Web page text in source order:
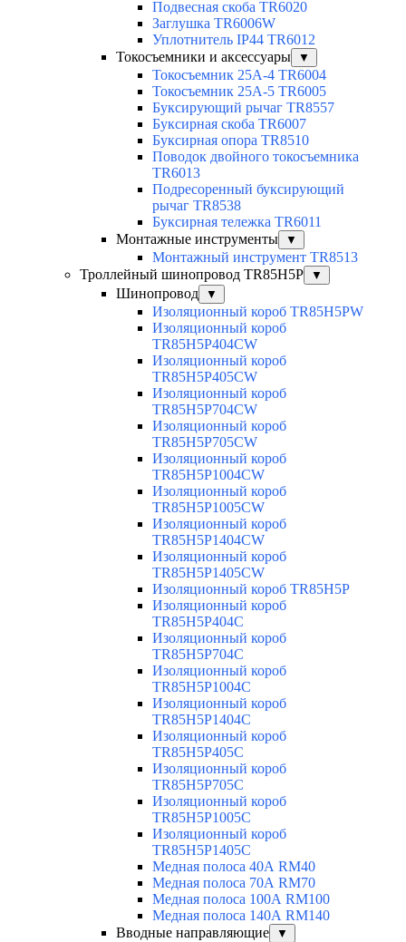
Подвесная скоба TR6020
Заглушка TR6006W
Уплотнитель IP44 TR6012
Токосъемники и аксессуары
▼
Токосъемник 25А-4 TR6004
Токосъемник 25А-5 TR6005
Буксирующий рычаг TR8557
Буксирная скоба TR6007
Буксирная опора TR8510
Поводок двойного токосъемника
TR6013
Подресоренный буксирующий
рычаг TR8538
Буксирная тележка TR6011
Монтажные инструменты
▼
Монтажный инструмент TR8513
Троллейный шинопровод TR85H5P
▼
Шинопровод ▼
Изоляционный короб TR85H5PW
Изоляционный короб
TR85H5P404CW
Изоляционный короб
TR85H5P405CW
Изоляционный короб
TR85H5P704CW
Изоляционный короб
TR85H5P705CW
Изоляционный короб
TR85H5P1004CW
Изоляционный короб
TR85H5P1005CW
Изоляционный короб
TR85H5P1404CW
Изоляционный короб
TR85H5P1405CW
Изоляционный короб TR85H5P
Изоляционный короб
TR85H5P404C
Изоляционный короб
TR85H5P704C
Изоляционный короб
TR85H5P1004C
Изоляционный короб
TR85H5P1404C
Изоляционный короб
TR85H5P405C
Изоляционный короб
TR85H5P705C
Изоляционный короб
TR85H5P1005C
Изоляционный короб
TR85H5P1405C
Медная полоса 40А RM40
Медная полоса 70А RM70
Медная полоса 100А RM100
Медная полоса 140А RM140
Вводные направляющие
▼